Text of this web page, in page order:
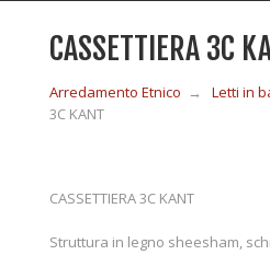
MOBILI IN LEGNO
CASSETTIERA 3C
Arredamento Etnico → Letti in
3C KANT
CASSETTIERA 3C KANT
Struttura in legno sheesham,